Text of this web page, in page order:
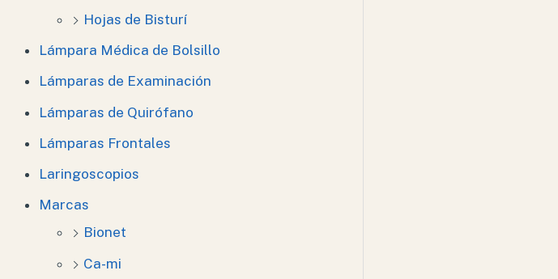
Hojas de Bisturí
Lámpara Médica de Bolsillo
Lámparas de Examinación
Lámparas de Quirófano
Lámparas Frontales
Laringoscopios
Marcas
Bionet
Ca-mi